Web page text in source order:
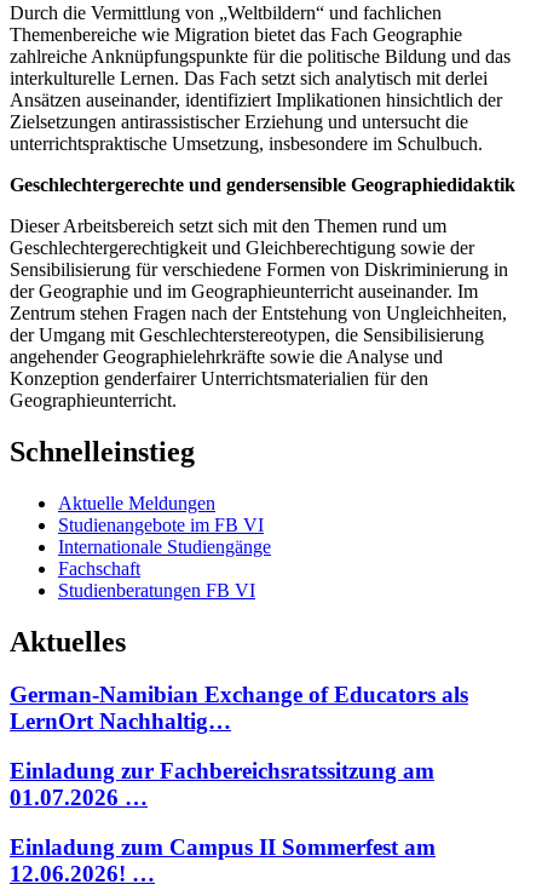
Durch die Vermittlung von „Weltbildern“ und fachlichen
Themenbereiche wie Migration bietet das Fach Geographie
zahlreiche Anknüpfungspunkte für die politische Bildung und das
interkulturelle Lernen. Das Fach setzt sich analytisch mit derlei
Ansätzen auseinander, identifiziert Implikationen hinsichtlich der
Zielsetzungen antirassistischer Erziehung und untersucht die
unterrichtspraktische Umsetzung, insbesondere im Schulbuch.
Geschlechtergerechte und gendersensible Geographiedidaktik
Dieser Arbeitsbereich setzt sich mit den Themen rund um
Geschlechtergerechtigkeit und Gleichberechtigung sowie der
Sensibilisierung für verschiedene Formen von Diskriminierung in
der Geographie und im Geographieunterricht auseinander. Im
Zentrum stehen Fragen nach der Entstehung von Ungleichheiten,
der Umgang mit Geschlechterstereotypen, die Sensibilisierung
angehender Geographielehrkräfte sowie die Analyse und
Konzeption genderfairer Unterrichtsmaterialien für den
Geographieunterricht.
Schnelleinstieg
Aktuelle Meldungen
Studienangebote im FB VI
Internationale Studiengänge
Fachschaft
Studienberatungen FB VI
Aktuelles
German-Namibian Exchange of Educators als
LernOrt Nachhaltig…
Einladung zur Fachbereichsratssitzung am
01.07.2026 …
Einladung zum Campus II Sommerfest am
12.06.2026! …